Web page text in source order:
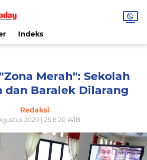
Indeks
Merah": Sekolah
dan Baralek Dilarang
Redaksi
2020 | 25.8.20 WIB